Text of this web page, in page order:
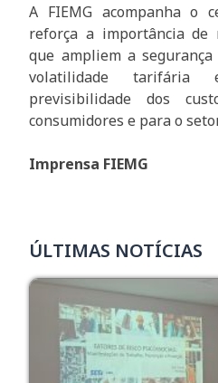
A FIEMG acompanha o
reforça a importância de
que ampliem a
volatilidade tarifária
previsibilidade dos
consumidores e para o
Imprensa FIEMG
ÚLTIMAS NOTÍCIAS